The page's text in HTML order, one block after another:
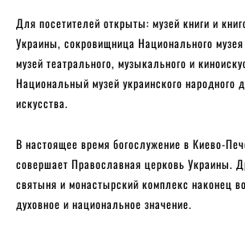
Для посетителей открыты: музей книги и
Украины, сокровищница Национального
музей театрального, музыкального и
Национальный музей украинского народного
искусства.
В настоящее время богослужение в Киево-
совершает Православная церковь Украины.
святыня и монастырский комплекс наконец
духовное и национальное значение.